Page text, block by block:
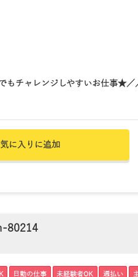
もチャレンジしやすいお仕事★／
に入りに追加
80214
日勤の仕事 未経験者OK 週払い